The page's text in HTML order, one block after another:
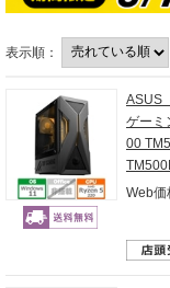
表示順：
ASUS
ゲーミ
00
Web価